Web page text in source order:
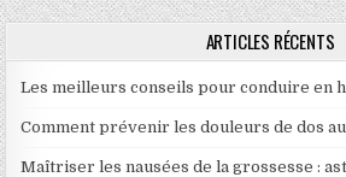
ARTICLES RÉCENTS
Les meilleurs conseils pour conduire en
Comment prévenir les douleurs de dos
Maîtriser les nausées de la grossesse :